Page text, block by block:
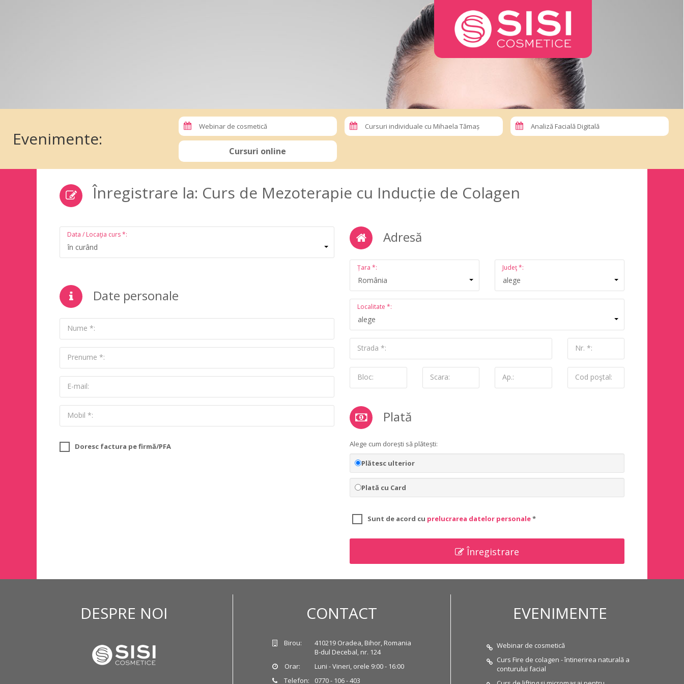
Evenimente:
Webinar de cosmetică Cursuri individuale cu Mihaela Tămaș Analiză Facială Digitală
Cursuri online
Înregistrare la: Curs de Mezoterapie cu Inducție de Colagen
în curând
Data / Locaţia curs *:
Date personale
Nume *:
Prenume *:
E-mail:
Mobil *:
Doresc factura pe firmă/PFA
Adresă
România
Țara *:
alege
Judeţ *:
alege
Localitate *:
Strada *: Nr. *:
Bloc: Scara: Ap.: Cod poştal:
Plată
Alege cum dorești să plătești:
Plătesc ulterior
Plată cu Card
Sunt de acord cu prelucrarea datelor personale*
Înregistrare
DESPRE NOI CONTACT
Birou:
410219 Oradea, Bihor, Romania
B-dul Decebal, nr. 124
Orar:
Luni - Vineri, orele 9:00 - 16:00
Telefon:
0770 - 106 - 403
EVENIMENTE
Webinar de cosmetică
Curs Fire de colagen - întinerirea naturală a
conturului facial